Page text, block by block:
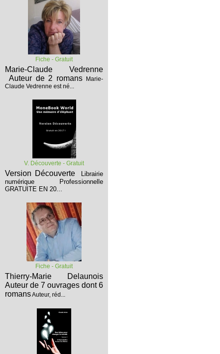
Fiche - Gratuit
Marie-Claude Vedrenne
Auteur de 2 romans
Marie-
Claude Vedrenne est né...
V. Découverte - Gratuit
Version Découverte
Librairie
numérique Professionnelle
GRATUITE EN 20...
Fiche - Gratuit
Thierry-Marie Delaunois
Auteur de 7 ouvrages dont 6
romansAuteur, réd...